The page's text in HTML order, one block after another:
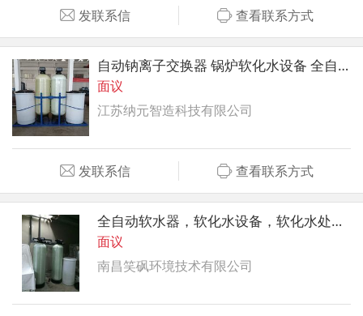
发联系信 查看联系方式
自动钠离子交换器 锅炉软化水设备 全自动软水器
面议
江苏纳元智造科技有限公司
发联系信 查看联系方式
全自动软水器，软化水设备，软化水处理装置
面议
南昌笑砜环境技术有限公司